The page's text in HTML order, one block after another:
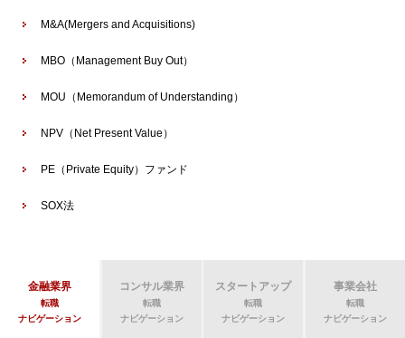
M&A(Mergers and Acquisitions)
MBO（Management Buy Out）
MOU（Memorandum of Understanding）
NPV（Net Present Value）
PE（Private Equity）ファンド
SOX法
金融業界
転職
ナビゲーション
コンサル業界
転職
ナビゲーション
スタートアップ
転職
ナビゲーション
事業会社
転職
ナビゲーション